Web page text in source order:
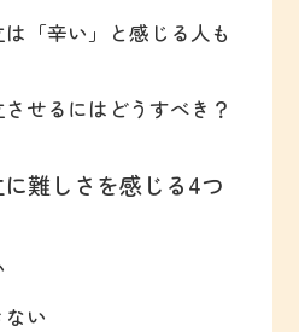
「辛い」と感じる人も
せるにはどうすべき？
難しさを感じる4つ
い